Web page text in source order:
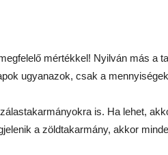
mértékkel! Nyilván más a
ugyanazok, csak a
is. Ha lehet,
a zöldtakarmány, akkor